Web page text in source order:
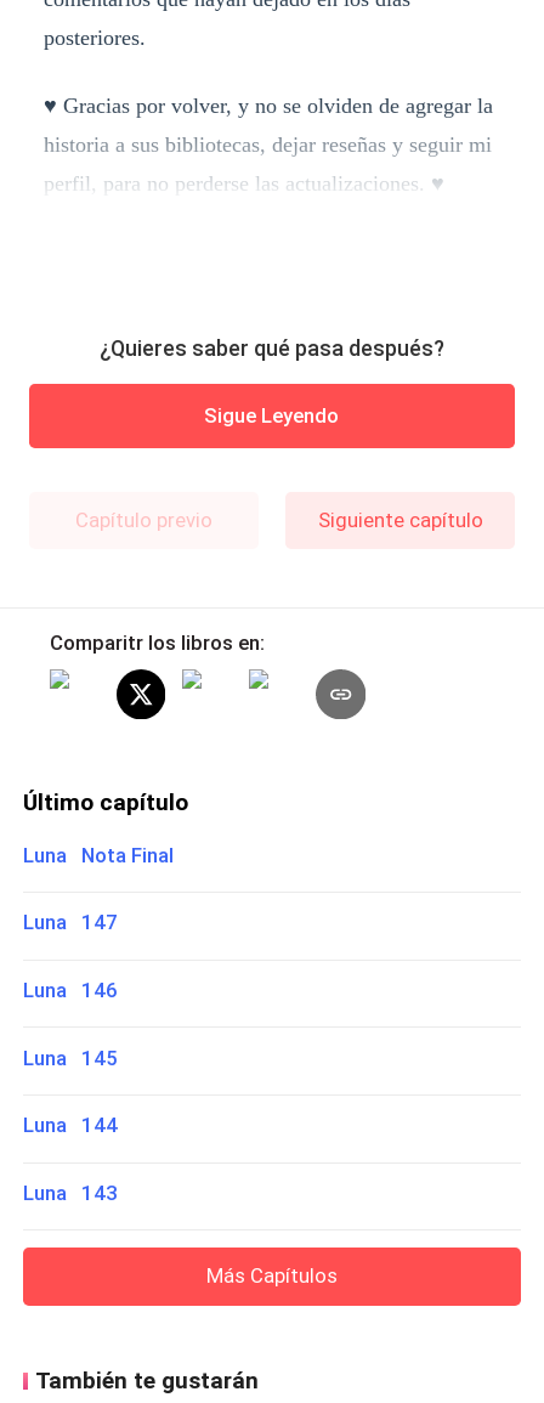
posteriores.
♥ Gracias por volver, y no se olviden de agregar la
historia a sus bibliotecas, dejar reseñas y seguir mi
perfil, para no perderse las actualizaciones. ♥
¿Quieres saber qué pasa después?
Sigue Leyendo
Capítulo previo Siguiente capítulo
Comparitr los libros en:
Último capítulo
Luna Nota Final
Luna 147
Luna 146
Luna 145
Luna 144
Luna 143
Más Capítulos
También te gustarán